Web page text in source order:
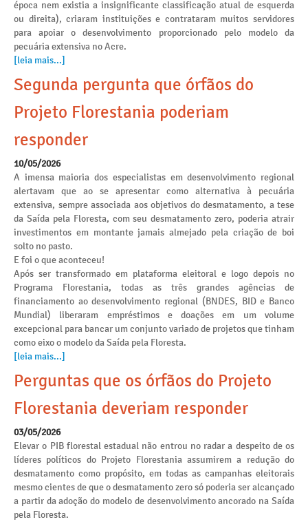
época nem existia a insignificante classificação atual de esquerda
ou direita), criaram instituições e contrataram muitos servidores
para apoiar o desenvolvimento proporcionado pelo modelo da
pecuária extensiva no Acre.
[leia mais...]
Segunda pergunta que órfãos do
Projeto Florestania poderiam
responder
10/05/2026
A imensa maioria dos especialistas em desenvolvimento regional
alertavam que ao se apresentar como alternativa à pecuária
extensiva, sempre associada aos objetivos do desmatamento, a tese
da Saída pela Floresta, com seu desmatamento zero, poderia atrair
investimentos em montante jamais almejado pela criação de boi
solto no pasto.
E foi o que aconteceu!
Após ser transformado em plataforma eleitoral e logo depois no
Programa Florestania, todas as três grandes agências de
financiamento ao desenvolvimento regional (BNDES, BID e Banco
Mundial) liberaram empréstimos e doações em um volume
excepcional para bancar um conjunto variado de projetos que tinham
como eixo o modelo da Saída pela Floresta.
[leia mais...]
Perguntas que os órfãos do Projeto
Florestania deveriam responder
03/05/2026
Elevar o PIB florestal estadual não entrou no radar a despeito de os
líderes políticos do Projeto Florestania assumirem a redução do
desmatamento como propósito, em todas as campanhas eleitorais
mesmo cientes de que o desmatamento zero só poderia ser alcançado
a partir da adoção do modelo de desenvolvimento ancorado na Saída
pela Floresta.